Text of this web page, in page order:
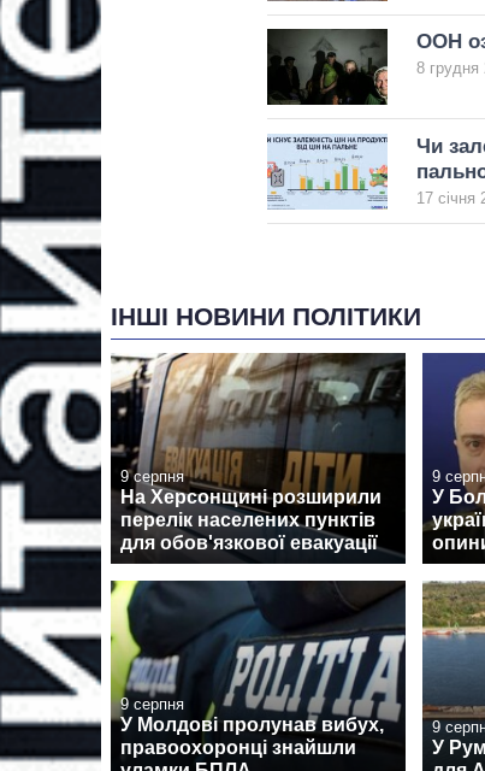
ООН
8 грудня
Чи
17 січня
ІНШІ НОВИНИ ПОЛІТИКИ
9 серпня
На Херсонщині розширили
перелік населених пунктів
для обов'язкової евакуації
9
У
9 серпня
У Молдові пролунав вибух,
правоохоронці знайшли
9
У